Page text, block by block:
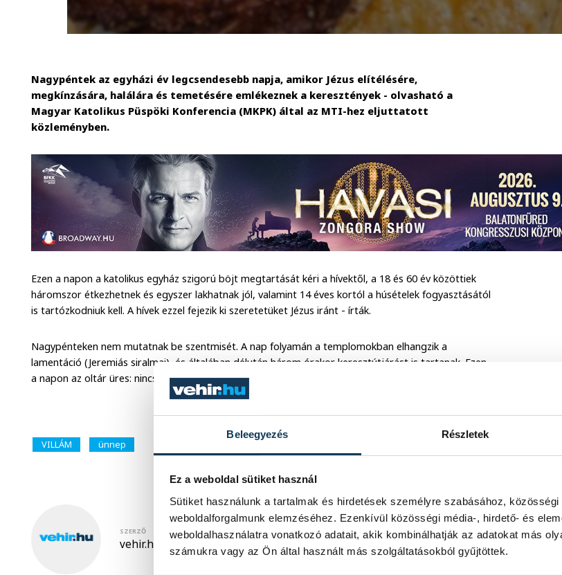
Beleegyezés Részletek
Ez a weboldal sütiket használ
Sütiket használunk a tartalmak és hirdetések személyre szabásához,
weboldalforgalmunk elemzéséhez. Ezenkívül közösségi média-, hirdető- és
weboldalhasználatra vonatkozó adatait, akik kombinálhatják az adatokat más
számukra vagy az Ön által használt más szolgáltatásokból gyűjtöttek.
Nagypéntek az egyházi év legcsendesebb napja, amikor Jézus elítélésére,
megkínzására, halálára és temetésére emlékeznek a keresztények - olvasható a
Magyar Katolikus Püspöki Konferencia (MKPK) által az MTI-hez eljuttatott
közleményben.
Ezen a napon a katolikus egyház szigorú böjt megtartását kéri a hívektől, a 18 és 60 év közöttiek
háromszor étkezhetnek és egyszer lakhatnak jól, valamint 14 éves kortól a húsételek fogyasztásától
is tartózkodniuk kell. A hívek ezzel fejezik ki szeretetüket Jézus iránt - írták.
Nagypénteken nem mutatnak be szentmisét. A nap folyamán a templomokban elhangzik a
lamentáció (Jeremiás siralmai), és általában délután három órakor keresztútjárást is tartanak. Ezen
a napon az oltár üres: nincsen rajta sem kereszt, sem terítő, sem gyertya.
VILLÁM ünnep
SZERZŐ
vehir.hu